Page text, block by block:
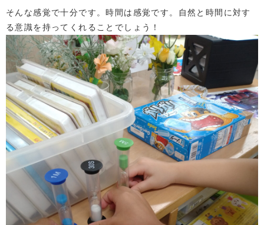
そんな感覚で十分です。時間は感覚です。自然と時間に対す
る意識を持ってくれることでしょう！